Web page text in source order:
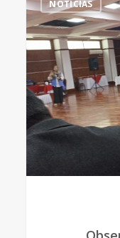
NOTICIAS